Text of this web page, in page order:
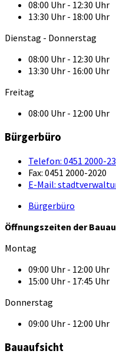
08:00 Uhr - 12:30 Uhr
13:30 Uhr - 18:00 Uhr
Dienstag - Donnerstag
08:00 Uhr - 12:30 Uhr
13:30 Uhr - 16:00 Uhr
Freitag
08:00 Uhr - 12:00 Uhr
Bürgerbüro
Telefon: 0451 2000-
Fax: 0451 2000-2020
E-Mail:
Bürgerbüro
Öffnungszeiten der
Montag
09:00 Uhr - 12:00 Uhr
15:00 Uhr - 17:45 Uhr
Donnerstag
09:00 Uhr - 12:00 Uhr
Bauaufsicht